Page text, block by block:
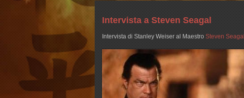
Intervista a Steven Seagal
Intervista di Stanley Weiser al Maestro Steven Seagal